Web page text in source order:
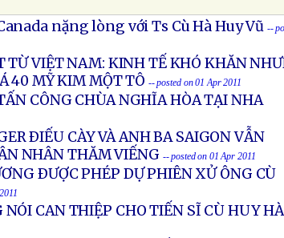
nặng lòng với Ts Cù Hà Huy Vũ --
TỪ VIỆT NAM: KINH TẾ KHÓ KHĂN
40 MỸ KIM MỘT TÔ -- posted on 01 Apr 2011
CÔNG CHÙA NGHĨA HÒA TẠI NHA
ÐIẾU CÀY VÀ ANH BA SAIGON VẪN
NHÂN THĂM VIẾNG -- posted on 01 Apr 2011
ÐƯỢC PHÉP DỰ PHIÊN XỬ ÔNG CÙ
CAN THIỆP CHO TIẾN SĨ CÙ HUY HÀ